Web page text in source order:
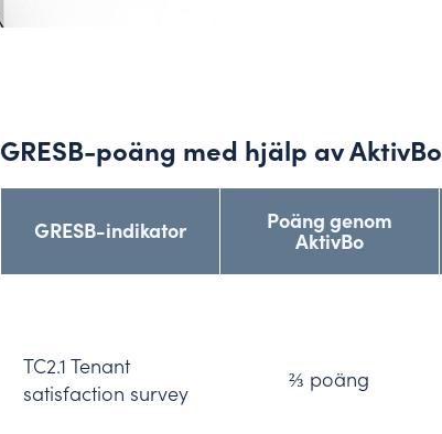
GRESB-poäng med hjälp av AktivBo
GRESB-indikator
Poäng genom
AktivBo
TC2.1 Tenant
satisfaction survey
⅔ poäng